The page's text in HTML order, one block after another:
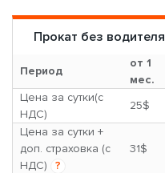
Прокат без водителя
Период
от 1
мес.
Цена за сутки(с
НДС)
25$
Цена за сутки +
доп. страховка (с
НДС)
?
31$